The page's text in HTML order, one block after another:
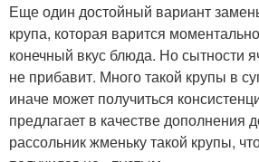
Еще один достойный вариант
крупа, которая варится
конечный вкус блюда. Но сытности
не прибавит. Много такой крупы в
иначе может получиться
предлагает в качестве дополнения
рассольник жменьку такой крупы,